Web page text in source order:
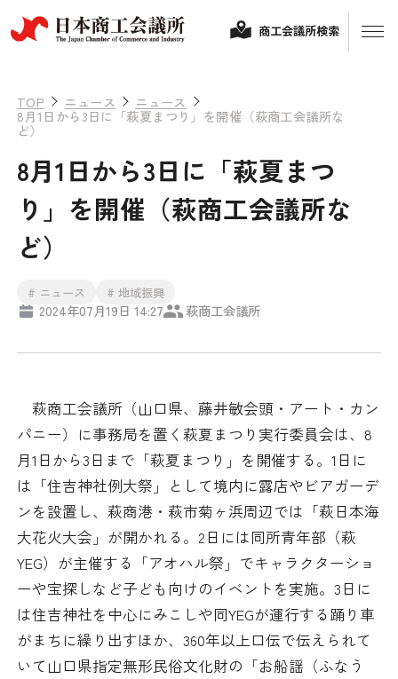
融資制度・補助金
検定試験
ビジネス交流
海外ビジネス・貿易証明
情報提供・広報
その他サービス
調査・研究
日本商工会議所とは
組織概要
役員紹介
日商のあゆみ
委員会・専門委員会
青年部・女性会
商工会議所検索
TOP ニュース ニュース
8月1日から3日に「萩夏まつり」を開催（萩商工会議所な
ど）
8月1日から3日に「萩夏まつ
り」を開催（萩商工会議所な
ど）
# ニュース # 地域振興
2024年07月19日 14:27 萩商工会議所
萩商工会議所（山口県、藤井敏会頭・アート・カン
パニー）に事務局を置く萩夏まつり実行委員会は、8
月1日から3日まで「萩夏まつり」を開催する。1日に
は「住吉神社例大祭」として境内に露店やビアガーデ
ンを設置し、萩商港・萩市菊ヶ浜周辺では「萩日本海
大花火大会」が開かれる。2日には同所青年部（萩
YEG）が主催する「アオハル祭」でキャラクターショ
ーや宝探しなど子ども向けのイベントを実施。3日に
は住吉神社を中心にみこしや同YEGが運行する踊り車
がまちに繰り出すほか、360年以上口伝で伝えられて
いて山口県指定無形民俗文化財の「お船謡（ふなう